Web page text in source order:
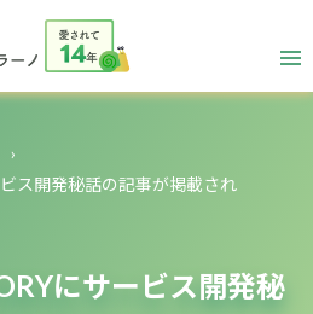
ス開発秘話の記事が掲載され
にサービス開発秘